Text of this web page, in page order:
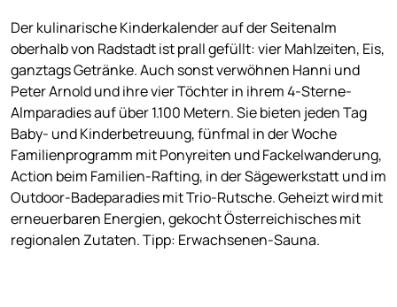
Der kulinarische Kinderkalender auf der Seitenalm
oberhalb von Radstadt ist prall gefüllt: vier Mahlzeiten, Eis,
ganztags Getränke. Auch sonst verwöhnen Hanni und
Peter Arnold und ihre vier Töchter in ihrem 4-Sterne-
Almparadies auf über 1.100 Metern. Sie bieten jeden Tag
Baby- und Kinderbetreuung, fünfmal in der Woche
Familienprogramm mit Ponyreiten und Fackelwanderung,
Action beim Familien-Rafting, in der Sägewerkstatt und im
Outdoor-Badeparadies mit Trio-Rutsche. Geheizt wird mit
erneuerbaren Energien, gekocht Österreichisches mit
regionalen Zutaten. Tipp: Erwachsenen-Sauna.